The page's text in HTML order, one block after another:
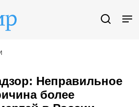
Неправильное
более